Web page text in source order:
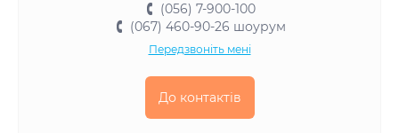
(056) 7-900-100
(067) 460-90-26 шоурум
Передзвоніть мені
До контактів